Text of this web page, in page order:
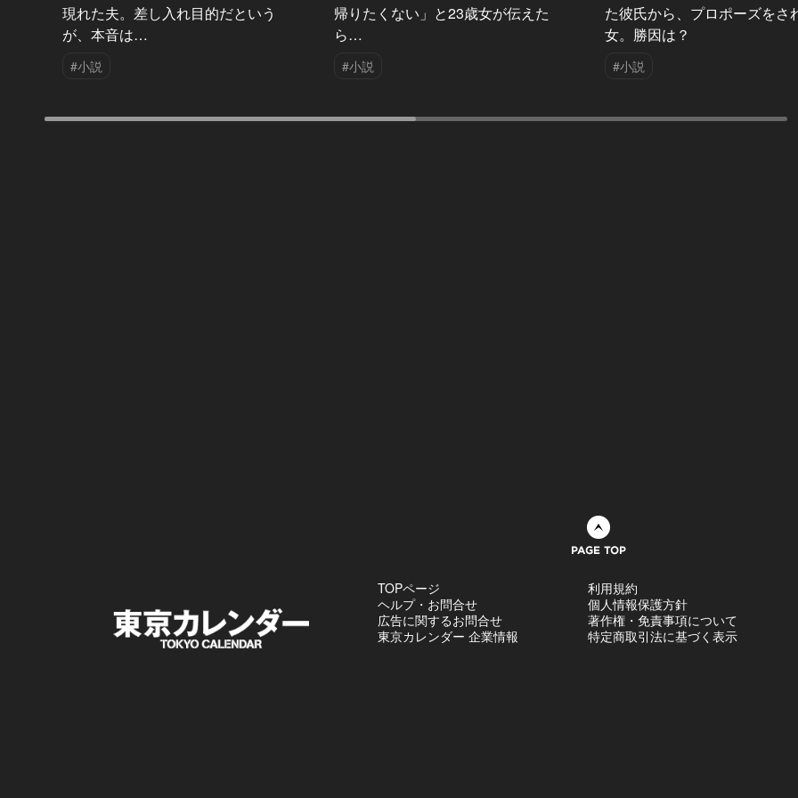
現れた夫。差し入れ目的だという
が、本音は…
#小説
帰りたくない」と23歳女が伝えた
ら…
#小説
た彼氏から、プロポーズをさ
女。勝因は？
#小説
TOPページ
ヘルプ・お問合せ
広告に関するお問合せ
東京カレンダー 企業情報
利用規約
個人情報保護方針
著作権・免責事項について
特定商取引法に基づく表示